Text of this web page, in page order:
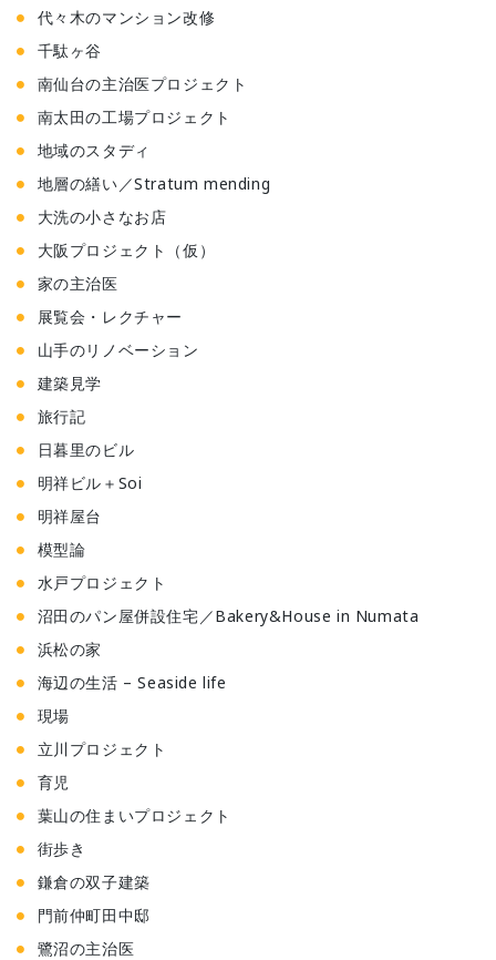
代々木のマンション改修
千駄ヶ谷
南仙台の主治医プロジェクト
南太田の工場プロジェクト
地域のスタディ
地層の繕い／Stratum mending
大洗の小さなお店
大阪プロジェクト（仮）
家の主治医
展覧会・レクチャー
山手のリノベーション
建築見学
旅行記
日暮里のビル
明祥ビル＋Soi
明祥屋台
模型論
水戸プロジェクト
沼田のパン屋併設住宅／Bakery&House in Numata
浜松の家
海辺の生活 – Seaside life
現場
立川プロジェクト
育児
葉山の住まいプロジェクト
街歩き
鎌倉の双子建築
門前仲町田中邸
鷺沼の主治医